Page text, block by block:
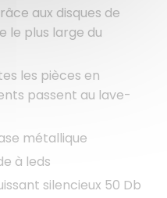
aux disques de
le plus large du
les pièces en
passent au lave-
métallique
à leds
silencieux 50 Db